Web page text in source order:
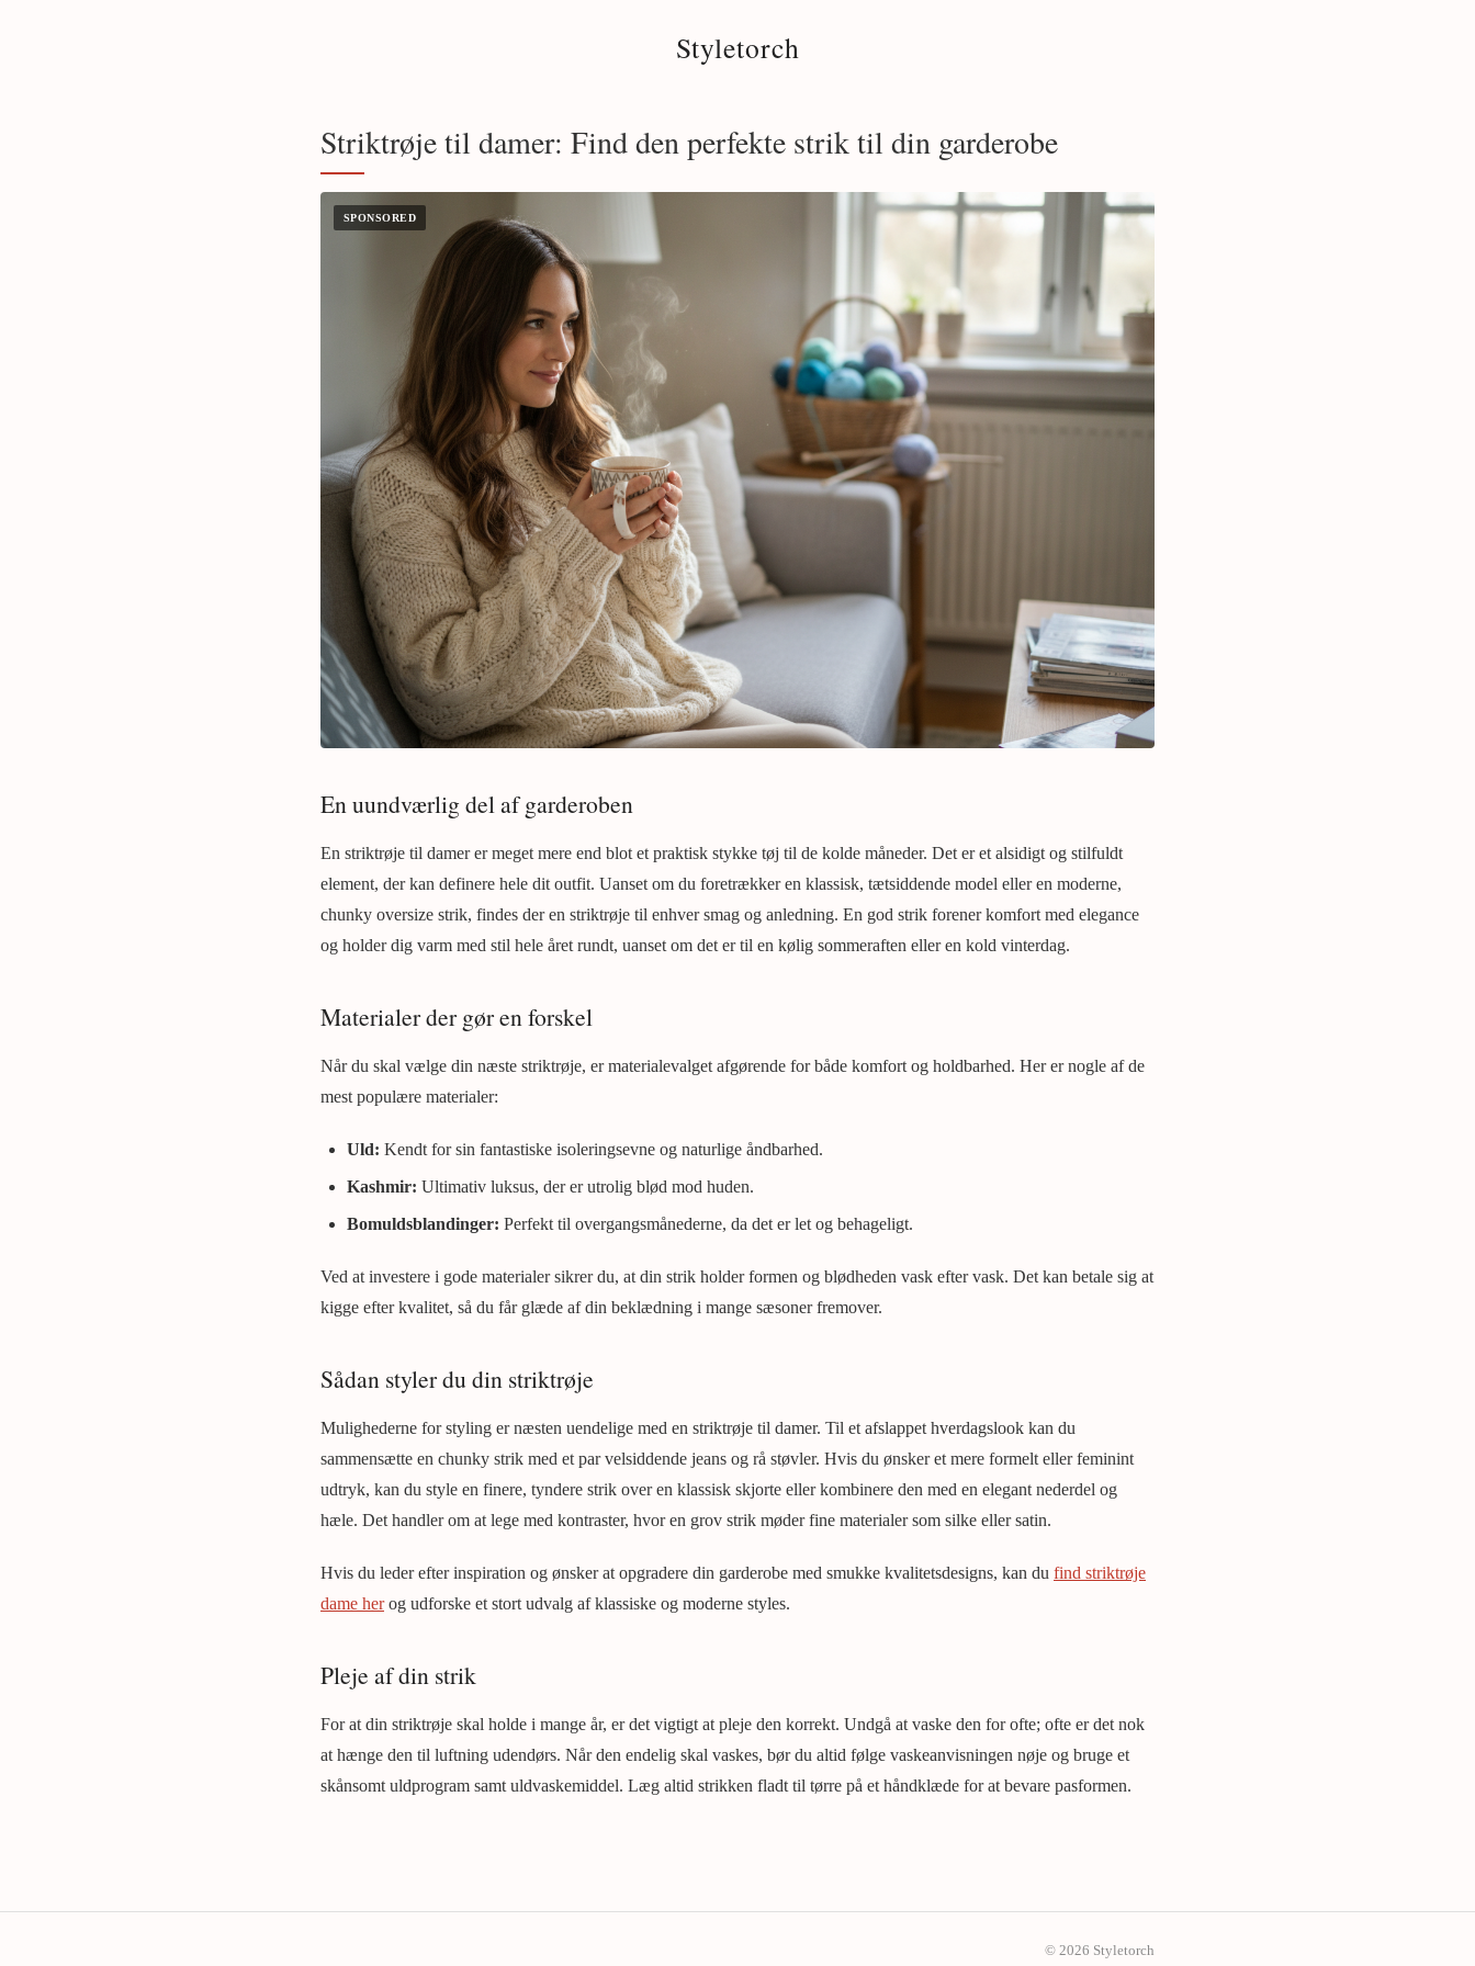
Styletorch
Striktrøje til damer: Find den perfekte strik til din garderobe
En uundværlig del af garderoben
En striktrøje til damer er meget mere end blot et praktisk stykke tøj til de kolde måneder. Det er et alsidigt og stilfuldt
element, der kan definere hele dit outfit. Uanset om du foretrækker en klassisk, tætsiddende model eller en moderne,
chunky oversize strik, findes der en striktrøje til enhver smag og anledning. En god strik forener komfort med elegance
og holder dig varm med stil hele året rundt, uanset om det er til en kølig sommeraften eller en kold vinterdag.
Materialer der gør en forskel
Når du skal vælge din næste striktrøje, er materialevalget afgørende for både komfort og holdbarhed. Her er nogle af de
mest populære materialer:
Uld: Kendt for sin fantastiske isoleringsevne og naturlige åndbarhed.
Kashmir: Ultimativ luksus, der er utrolig blød mod huden.
Bomuldsblandinger: Perfekt til overgangsmånederne, da det er let og behageligt.
Ved at investere i gode materialer sikrer du, at din strik holder formen og blødheden vask efter vask. Det kan betale sig at
kigge efter kvalitet, så du får glæde af din beklædning i mange sæsoner fremover.
Sådan styler du din striktrøje
Mulighederne for styling er næsten uendelige med en striktrøje til damer. Til et afslappet hverdagslook kan du
sammensætte en chunky strik med et par velsiddende jeans og rå støvler. Hvis du ønsker et mere formelt eller feminint
udtryk, kan du style en finere, tyndere strik over en klassisk skjorte eller kombinere den med en elegant nederdel og
hæle. Det handler om at lege med kontraster, hvor en grov strik møder fine materialer som silke eller satin.
Hvis du leder efter inspiration og ønsker at opgradere din garderobe med smukke kvalitetsdesigns, kan du find striktrøje
dame herog udforske et stort udvalg af klassiske og moderne styles.
Pleje af din strik
For at din striktrøje skal holde i mange år, er det vigtigt at pleje den korrekt. Undgå at vaske den for ofte; ofte er det nok
at hænge den til luftning udendørs. Når den endelig skal vaskes, bør du altid følge vaskeanvisningen nøje og bruge et
skånsomt uldprogram samt uldvaskemiddel. Læg altid strikken fladt til tørre på et håndklæde for at bevare pasformen.
© 2026 Styletorch